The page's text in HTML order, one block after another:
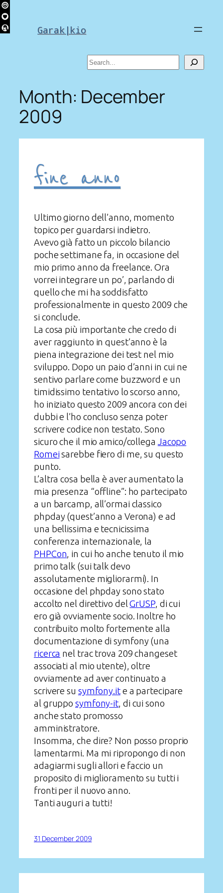
Skip
to
content Garak|kio
Search
Month: December
2009
fine anno
Ultimo giorno dell’anno, momento
topico per guardarsi indietro.
Avevo già fatto un piccolo bilancio
poche settimane fa, in occasione del
mio primo anno da freelance. Ora
vorrei integrare un po’, parlando di
quello che mi ha soddisfatto
professionalmente in questo 2009 che
si conclude.
La cosa più importante che credo di
aver raggiunto in quest’anno è la
piena integrazione dei test nel mio
sviluppo. Dopo un paio d’anni in cui ne
sentivo parlare come buzzword e un
timidissimo tentativo lo scorso anno,
ho iniziato questo 2009 ancora con dei
dubbi e l’ho concluso senza poter
scrivere codice non testato. Sono
sicuro che il mio amico/collega Jacopo
Romei sarebbe fiero di me, su questo
punto.
L’altra cosa bella è aver aumentato la
mia presenza “offline”: ho partecipato
a un barcamp, all’ormai classico
phpday (quest’anno a Verona) e ad
una bellissima e tecnicissima
conferenza internazionale, la
PHPCon, in cui ho anche tenuto il mio
primo talk (sui talk devo
assolutamente migliorarmi). In
occasione del phpday sono stato
accolto nel direttivo delGrUSP, di cui
ero già ovviamente socio. Inoltre ho
contribuito molto fortemente alla
documentazione di symfony (una
ricerca nel trac trova 209 changeset
associati al mio utente), oltre
ovviamente ad aver continuato a
scrivere su symfony.ite a partecipare
al grupposymfony-it, di cui sono
anche stato promosso
amministratore.
Insomma, che dire? Non posso proprio
lamentarmi. Ma mi ripropongo di non
adagiarmi sugli allori e faccio un
proposito di miglioramento su tutti i
fronti per il nuovo anno.
Tanti auguri a tutti!
31 December 2009